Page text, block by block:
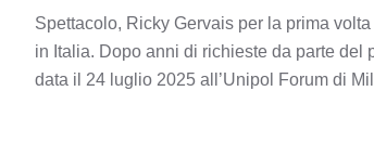
Spettacolo, Ricky Gervais per la prima
in Italia. Dopo anni di richieste da parte del
data il 24 luglio 2025 all’Unipol Forum di